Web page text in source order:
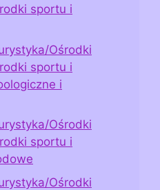
sportu i
Ośrodki
sportu i
i
Ośrodki
sportu i
Ośrodki